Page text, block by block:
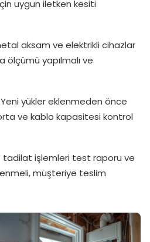
uygun iletken kesiti
aksam ve elektrikli cihazlar
yapılmalı ve
Yeni yükler eklenmeden önce
ve kablo kapasitesi kontrol
tadilat işlemleri test raporu ve
müşteriye teslim